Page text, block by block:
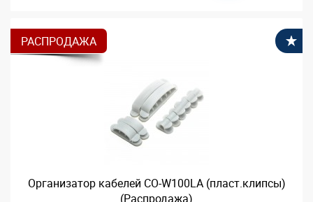
РАСПРОДАЖА
Организатор кабелей CO-W100LA (пласт.клипсы)
(Распродажа)